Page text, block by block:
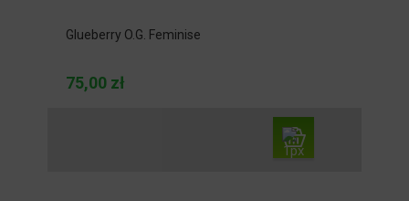
Glueberry O.G. Feminise
75,00 zł